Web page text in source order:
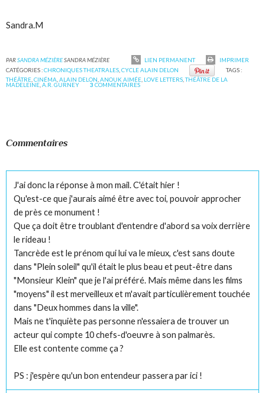
Sandra.M
PARSANDRA MÉZIÈRESANDRA MÉZIÈRE LIEN PERMANENT
IMPRIMER
CATÉGORIES :CHRONIQUES THEATRALES ,CYCLE ALAIN DELON
TAGS :
THÉÂTRE ,CINÉMA ,ALAIN DELON ,ANOUK AIMÉE LOVE LETTERS ,THÉÂTRE DE LA
MADELEINE ,A.R. GURNEY 3 COMMENTAIRES
Commentaires
J'ai donc la réponse à mon mail. C'était hier !
Qu'est-ce que j'aurais aimé être avec toi, pouvoir approcher
de près ce monument !
Que ça doit être troublant d'entendre d'abord sa voix derrière
le rideau !
Tancrède est le prénom qui lui va le mieux, c'est sans doute
dans "Plein soleil" qu'il était le plus beau et peut-être dans
"Monsieur Klein" que je l'ai préféré. Mais même dans les films
"moyens" il est merveilleux et m'avait particulièrement touchée
dans "Deux hommes dans la ville".
Mais ne t'inquiète pas personne n'essaiera de trouver un
acteur qui compte 10 chefs-d'oeuvre à son palmarès.
Elle est contente comme ça ?
PS : j'espère qu'un bon entendeur passera par ici !